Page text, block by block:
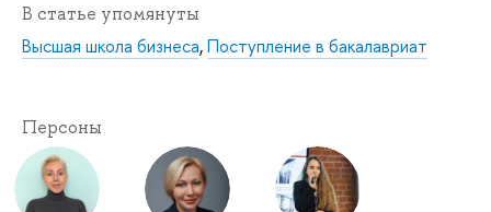
В статье упомянуты
Высшая школа бизнеса,Поступление в бакалавриат
Персоны